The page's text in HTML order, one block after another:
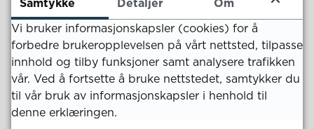
Fant du det du lette etter?
Ja Nei
Vi bruker informasjonskapsler (cookies) for å
forbedre brukeropplevelsen på vårt nettsted, tilpasse
innhold og tilby funksjoner samt analysere trafikken
vår. Ved å fortsette å bruke nettstedet, samtykker du
til vår bruk av informasjonskapsler i henhold til
denne erklæringen.